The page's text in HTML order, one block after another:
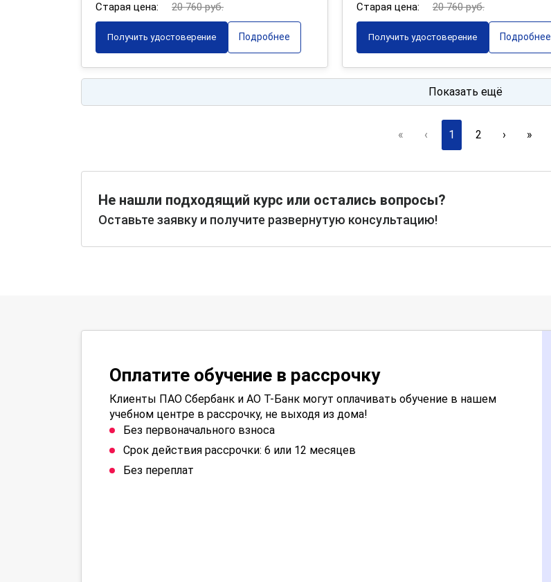
Старая цена:
20 760 руб.
Получить удостоверение Подробнее
Старая цена:
20 760 руб.
Получить удостоверение Подробнее
Показать ещё
« ‹ 1 2 › »
Не нашли подходящий курс или остались вопросы?
Оставьте заявку и получите развернутую консультацию!
Оплатите обучение в рассрочку
Клиенты ПАО Сбербанк и АО Т-Банк могут оплачивать обучение в нашем
учебном центре в рассрочку, не выходя из дома!
Без первоначального взноса
Срок действия рассрочки: 6 или 12 месяцев
Без переплат